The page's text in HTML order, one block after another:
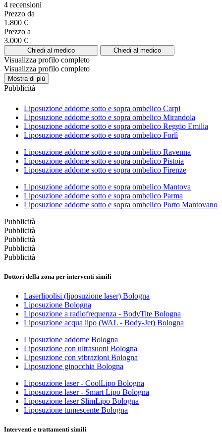
4 recensioni
Prezzo da
1.800 €
Prezzo a
3.000 €
Chiedi al medico Chiedi al medico
Visualizza profilo completo
Visualizza profilo completo
Mostra di più
Pubblicità
Liposuzione addome sotto e sopra ombelico Carpi
Liposuzione addome sotto e sopra ombelico Mirandola
Liposuzione addome sotto e sopra ombelico Reggio Emilia
Liposuzione addome sotto e sopra ombelico Forlì
Liposuzione addome sotto e sopra ombelico Ravenna
Liposuzione addome sotto e sopra ombelico Pistoia
Liposuzione addome sotto e sopra ombelico Firenze
Liposuzione addome sotto e sopra ombelico Mantova
Liposuzione addome sotto e sopra ombelico Parma
Liposuzione addome sotto e sopra ombelico Porto Mantovano
Pubblicità
Pubblicità
Pubblicità
Pubblicità
Pubblicità
Dottori della zona per interventi simili
Laserlipolisi (liposuzione laser) Bologna
Liposuzione Bologna
Liposuzione a radiofrequenza - BodyTite Bologna
Liposuzione acqua lipo (WAL - Body-Jet) Bologna
Liposuzione addome Bologna
Liposuzione con ultrasuoni Bologna
Liposuzione con vibrazioni Bologna
Liposuzione ginocchia Bologna
Liposuzione laser - CoolLipo Bologna
Liposuzione laser - Smart Lipo Bologna
Liposuzione laser SlimLipo Bologna
Liposuzione tumescente Bologna
Interventi e trattamenti simili